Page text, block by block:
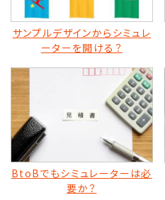
サンプルデザインからシミュレ
ーターを開ける？
BtoBでもシミュレーターは必
要か？